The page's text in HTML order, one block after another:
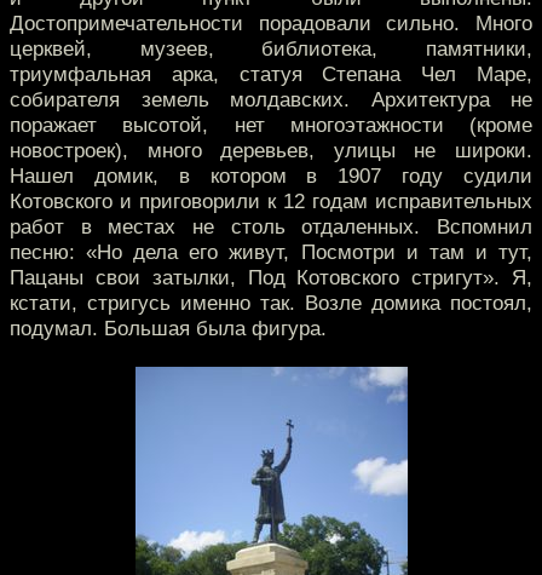
Достопримечательности порадовали сильно. Много
церквей, музеев, библиотека, памятники,
триумфальная арка, статуя Степана Чел Маре,
собирателя земель молдавских. Архитектура не
поражает высотой, нет многоэтажности (кроме
новостроек), много деревьев, улицы не широки.
Нашел домик, в котором в 1907 году судили
Котовского и приговорили к 12 годам исправительных
работ в местах не столь отдаленных. Вспомнил
песню: «Но дела его живут, Посмотри и там и тут,
Пацаны свои затылки, Под Котовского стригут». Я,
кстати, стригусь именно так. Возле домика постоял,
подумал. Большая была фигура.